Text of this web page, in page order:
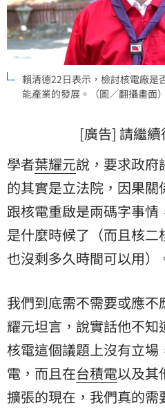
賴清德22日表示，檢討核電廠是
能產業的發展。（圖／翻攝畫面）
[廣告] 請繼
學者葉耀元說，要求政府
的其實是立法院，因果
跟核電重啟是兩碼字事
是什麼時候了（而且核
也沒剩多久時間可以用）
我們到底需不需要或應
耀元坦言，說實話他不
核電這個議題上沒有立
電，而且在台積電以及其
擴張的現在，我們真的需